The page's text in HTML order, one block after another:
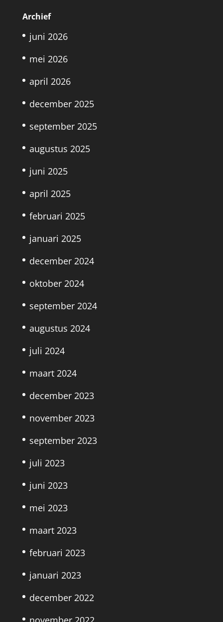
Archief
juni 2026
mei 2026
april 2026
december 2025
september 2025
augustus 2025
juni 2025
april 2025
februari 2025
januari 2025
december 2024
oktober 2024
september 2024
augustus 2024
juli 2024
maart 2024
december 2023
november 2023
september 2023
juli 2023
juni 2023
mei 2023
maart 2023
februari 2023
januari 2023
december 2022